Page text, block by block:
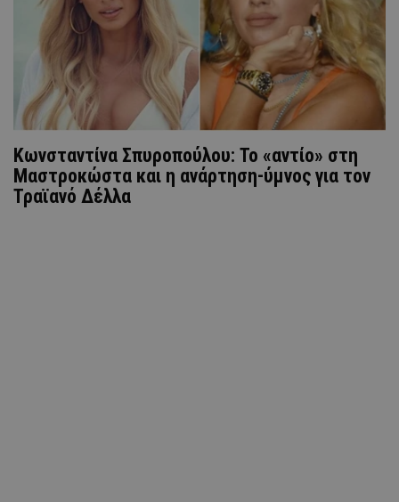
Κωνσταντίνα Σπυροπούλου: Το «αντίο» στη
Μαστροκώστα και η ανάρτηση-ύμνος για τον
Τραϊανό Δέλλα